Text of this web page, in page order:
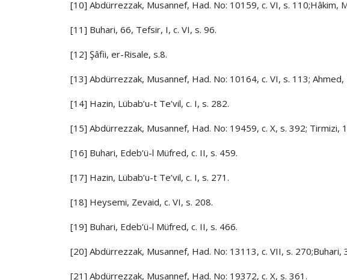
[10] Abdürrezzak, Musannef, Had. No: 10159, c. VI, s. 110;Hâkim,
[11] Buhari, 66, Tefsir, I, c. VI, s. 96.
[12] Şâfii, er-Risale, s.8.
[13] Abdürrezzak, Musannef, Had. No: 10164, c. VI, s. 113;
[14] Hazin, Lübab’u-t Te’vil, c. I, s. 282.
[15] Abdürrezzak, Musannef, Had. No: 19459, c. X, s. 392; Tirmizi,
[16] Buhari, Edeb’ü-l Müfred, c. II, s. 459.
[17] Hazin, Lübab’u-t Te’vil, c. I, s. 271.
[18] Heysemi, Zevaid, c. VI, s. 208.
[19] Buhari, Edeb’ü-l Müfred, c. II, s. 466.
[20] Abdürrezzak, Musannef, Had. No: 13113, c. VII, s. 270;Buhari,
[21] Abdürrezzak, Musannef, Had. No: 19372, c. X, s. 361.